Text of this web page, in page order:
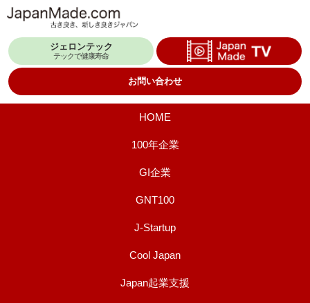
テ
ジェロンテック
テックで健康寿命
お問い合わせ
HOME
100年企業
GI企業
GNT100
J-Startup
Cool Japan
Japan起業支援